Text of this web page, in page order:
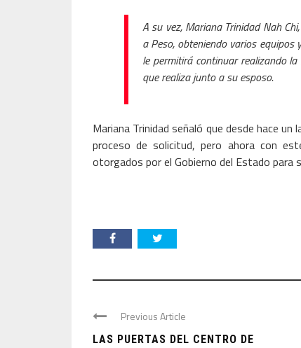
A su vez, Mariana Trinidad Nah
a Peso, obteniendo varios
le permitirá continuar realizando
que realiza junto a su esposo.
Mariana Trinidad señaló que desde hace
proceso de solicitud, pero ahora con
otorgados por el Gobierno del Estado para
Previous Article
LAS PUERTAS DEL CENTRO DE